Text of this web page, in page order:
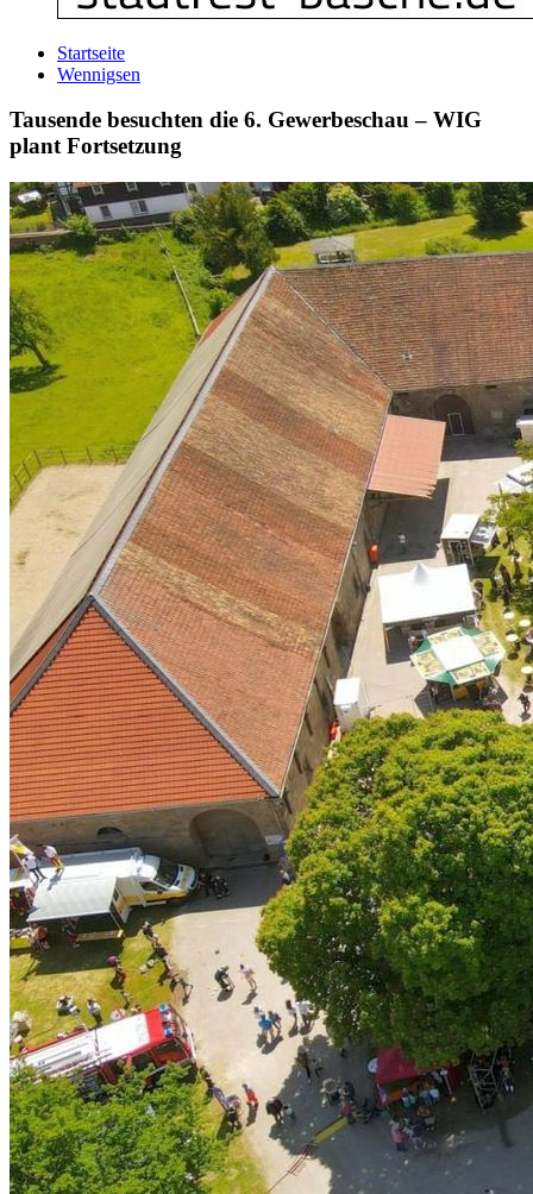
Startseite
Wennigsen
Tausende besuchten die 6. Gewerbeschau – WIG
plant Fortsetzung